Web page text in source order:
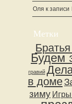
Оля к записи
Метки
Будем
гравий
в доме
зиму